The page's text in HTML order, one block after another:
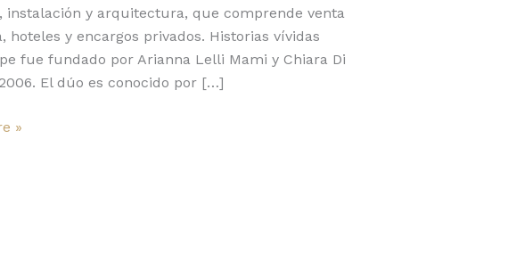
instalación y arquitectura, que comprende venta
hoteles y encargos privados. Historias vívidas
fue fundado por Arianna Lelli Mami y Chiara Di
El dúo es conocido por […]
»